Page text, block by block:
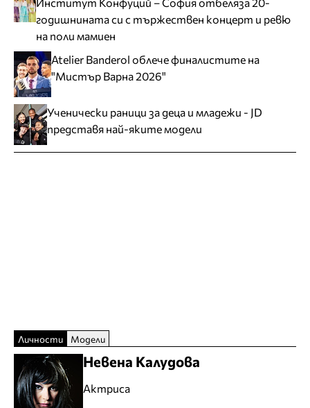
годишнината си с тържествен концерт и ревю
на поли мамиен
Atelier Banderol облече финалистите на
"Мистър Варна 2026"
Ученически раници за деца и младежи - JD
представя най-яките модели
Личности Модели
Невена Калудова
Актриса